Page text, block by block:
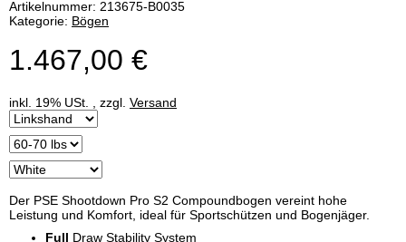
Artikelnummer: 213675-B0035
Kategorie: Bögen
1.467,00 €
inkl. 19% USt. , zzgl. Versand
Der PSE Shootdown Pro S2 Compoundbogen vereint hohe
Leistung und Komfort, ideal für Sportschützen und Bogenjäger.
Full Draw Stability System